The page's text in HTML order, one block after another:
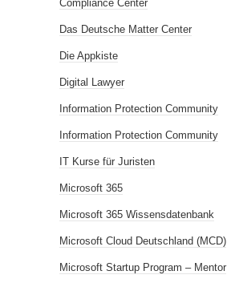
Compliance Center
Das Deutsche Matter Center
Die Appkiste
Digital Lawyer
Information Protection Community
Information Protection Community
IT Kurse für Juristen
Microsoft 365
Microsoft 365 Wissensdatenbank
Microsoft Cloud Deutschland (MCD)
Microsoft Startup Program – Mentor